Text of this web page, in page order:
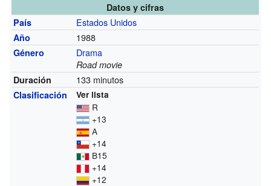
Datos y cifras
País
Estados Unidos
Año 1988
Género Drama
Road movie
Duración
133 minutos
Clasificación Ver lista
R
+13
A
+14
B15
+14
+12